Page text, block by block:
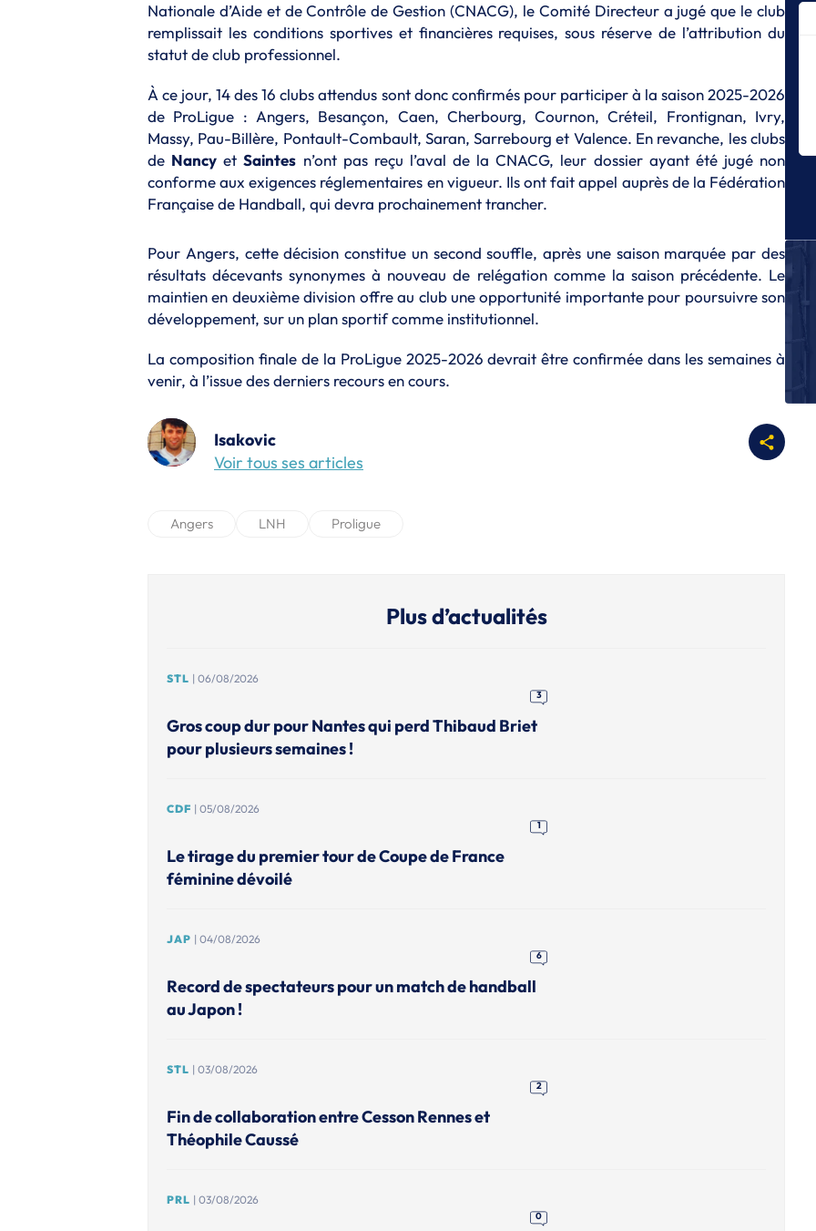
Nationale d’Aide et de Contrôle de Gestion (CNACG), le Comité Directeur a jugé que le club
remplissait les conditions sportives et financières requises, sous réserve de l’attribution du
statut de club professionnel.
À ce jour, 14 des 16 clubs attendus sont donc confirmés pour participer à la saison 2025-2026
de ProLigue : Angers, Besançon, Caen, Cherbourg, Cournon, Créteil, Frontignan, Ivry,
Massy, Pau-Billère, Pontault-Combault, Saran, Sarrebourg et Valence. En revanche, les clubs
de Nancy etSaintes n’ont pas reçu l’aval de la CNACG, leur dossier ayant été jugé non
conforme aux exigences réglementaires en vigueur. Ils ont fait appel auprès de la Fédération
Française de Handball, qui devra prochainement trancher.
Pour Angers, cette décision constitue un second souffle, après une saison marquée par des
résultats décevants synonymes à nouveau de relégation comme la saison précédente. Le
maintien en deuxième division offre au club une opportunité importante pour poursuivre son
développement, sur un plan sportif comme institutionnel.
La composition finale de la ProLigue 2025-2026 devrait être confirmée dans les semaines à
venir, à l’issue des derniers recours en cours.
Isakovic
Voir tous ses articles
Angers LNH Proligue
Plus d’actualités
STL | 06/08/2026
3
Gros coup dur pour Nantes qui perd Thibaud Briet
pour plusieurs semaines !
CDF | 05/08/2026
1
Le tirage du premier tour de Coupe de France
féminine dévoilé
JAP | 04/08/2026
6
Record de spectateurs pour un match de handball
au Japon !
STL | 03/08/2026
2
Fin de collaboration entre Cesson Rennes et
Théophile Caussé
PRL | 03/08/2026
0